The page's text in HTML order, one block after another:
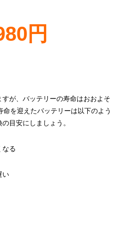
円
が、バッテリーの寿命はおおよそ
を迎えたバッテリーは以下のよう
目安にしましょう。
なる
い